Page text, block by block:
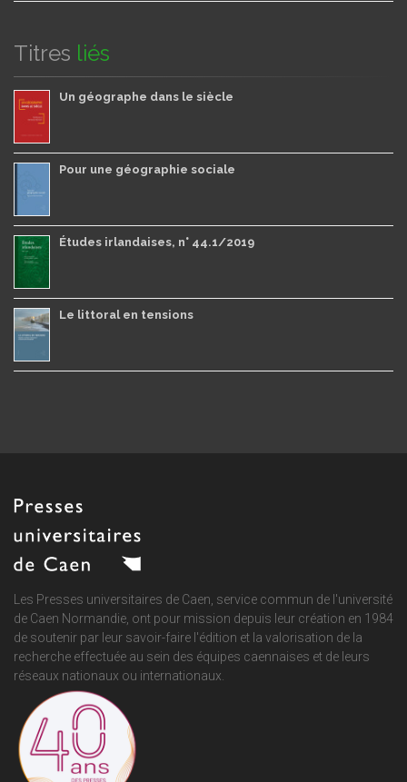
Titres liés
Un géographe dans le siècle
Pour une géographie sociale
Études irlandaises, n° 44.1/2019
Le littoral en tensions
Les Presses universitaires de Caen, service commun de l'université
de Caen Normandie , ont pour mission depuis leur création en 1984
de soutenir par leur savoir-faire l'édition et la valorisation de la
recherche effectuée au sein des équipes caennaises et de leurs
réseaux nationaux ou internationaux.